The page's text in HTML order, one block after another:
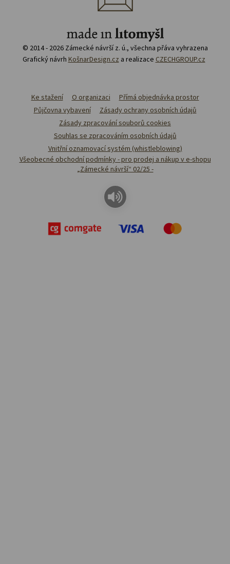
© 2014 - 2026 Zámecké návrší z. ú., všechna přáva vyhrazena
Grafický návrh KošnarDesign.cz a realizace CZECHGROUP.cz
Ke stažení O organizaci
Přímá objednávka prostor
Půjčovna vybavení
Zásady ochrany osobních údajů
Zásady zpracování souborů cookies
Souhlas se zpracováním osobních údajů
Vnitřní oznamovací systém (whistleblowing)
Všeobecné obchodní podmínky - pro prodej a nákup v e-shopu
„Zámecké návrší“ 02/25 -